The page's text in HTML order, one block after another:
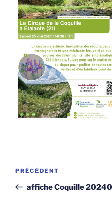
Navigation
l’article
Article
précédent
PRÉCÉDENT
affiche Coquille